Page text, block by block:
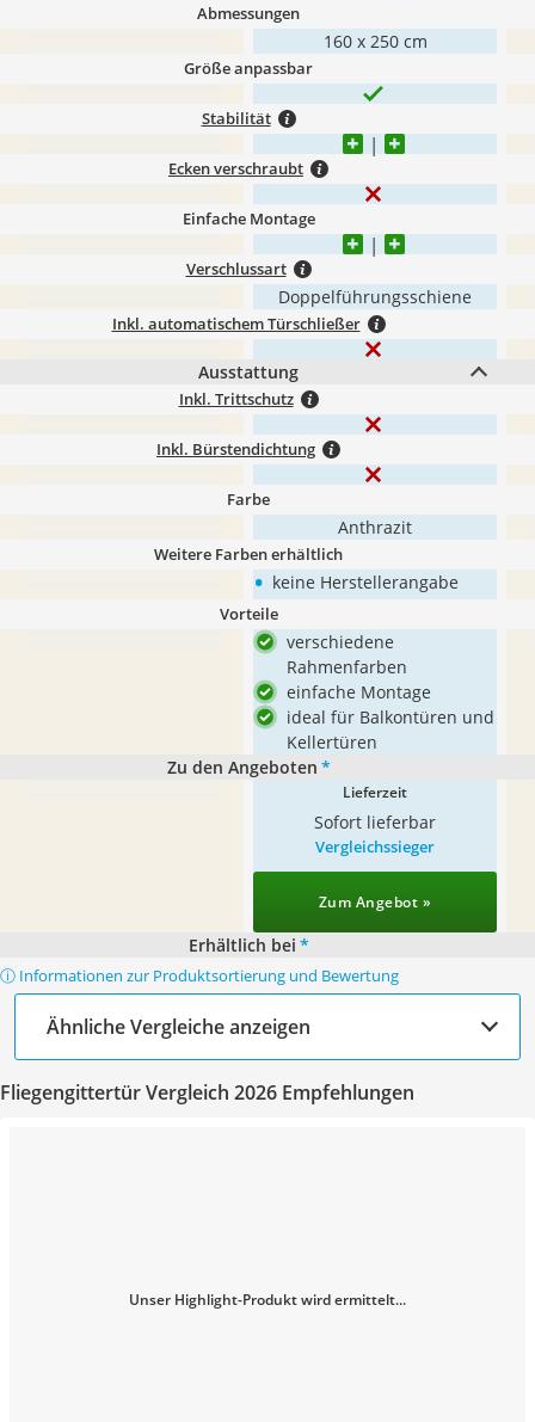
Abmessungen
160 x 250 cm
Größe anpassbar
Stabilität
Ecken verschraubt
Einfache Montage
Verschlussart
Doppelführungsschiene
Inkl. automatischem Türschließer
Ausstattung
Inkl. Trittschutz
Inkl. Bürstendichtung
Farbe
Anthrazit
Weitere Farben erhältlich
• keine Herstellerangabe
Vorteile
verschiedene
Rahmenfarben
einfache Montage
ideal für Balkontüren und
Kellertüren
Zu den Angeboten *
Lieferzeit
Sofort lieferbar
Vergleichssieger
Zum Angebot »
Erhältlich bei *
ⓘ Informationen zur Produktsortierung und Bewertung
Ähnliche Vergleiche anzeigen
Fliegengittertür Vergleich 2026 Empfehlungen
Unser Highlight-Produkt wird ermittelt...